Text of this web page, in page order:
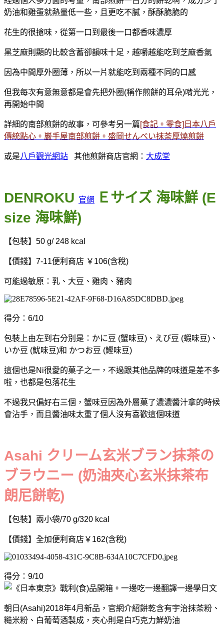
奶油和雞蛋就熱量低一些，且更吃不膩，酥酥脆脆的
花生的很搶味，從第一口到最後一口都香味濃厚
黑芝麻則顯的比較含蓄卻韻味十足，越嚼越能吃到芝麻香氣
因為中間厚外圈薄，所以一片就能吃到兩種不同的口感
但我每次有意無意都是會先把外圈(稱作煎餅的耳朵)啃光光，
再開始中間
詳細的南部煎餅的故事，可參考另一篇[食記。零食]日本八戶
傳統點心。巖手屋南部煎餅。盛岡せんべい抹茶厚燒煎餅
或是八戶觀光網站 其他煎餅商店官網： 大成堂
DENROKU 官網
Ｅサイズ 海味鮮 (E
size 海味鮮)
【包裝】50 g/ 248 kcal
【價錢】7-11便利商店 ￥106(含稅)
可能過敏原：乳、大豆、雞肉、豬肉
得分：6/10
包裝上由左到右分別是：かに豆 (蟹味豆)、えび豆 (蝦味豆)、
いか豆 (魷味豆)和 かつお豆 (鰹味豆)
這個也是Ni很愛的菓子之一，不過跟其他品牌的味道是差不多
啦，也都是包落花生
不過我只偏好右三個， 蟹味豆因為外層菓了濃濃醬汁拿的時候
會沾手，而且醬油味太重了個人沒有喜歡這個味道
Asahi クリーム玄米ブラン抹茶の
ブラウニー (奶油夾心玄米抹茶布
朗尼餅乾)
【包裝】兩小袋/70 g/320 kcal
【價錢】全加便利商店￥162(含稅)
得分：9/10
朝日(Asahi)2018年4月新品，官網介紹餅乾含有宇治抹茶粉、
糙米粉、白葡萄酒製成，夾心則是白巧克力鮮奶油